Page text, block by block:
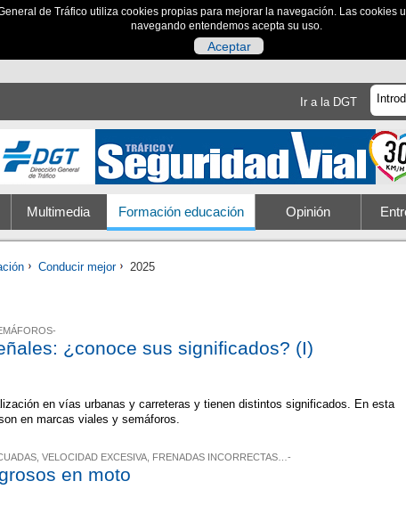
de Tráfico utiliza cookies propias para mejorar la navegación. Las
navegando entendemos acepta su uso.
Aceptar
Ir a la DGT
Multimedia Formación educación Opinión
Conducir mejor 2025
¿conoce sus significados? (I)
en vías urbanas y carreteras y tienen distintos significados. En esta
en marcas viales y semáforos.
VELOCIDAD EXCESIVA, FRENADAS INCORRECTAS…-
en moto